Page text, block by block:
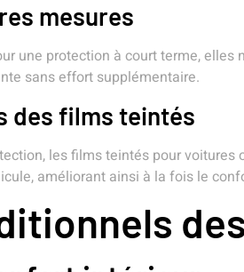
mesures
une protection à court terme,
sans effort supplémentaire.
des films teintés
les films teintés pour
améliorant ainsi à la fois le